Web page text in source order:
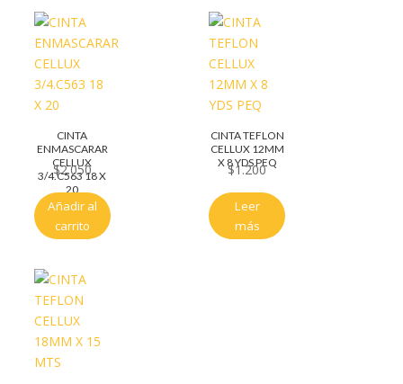
CINTA
ENMASCARAR
CELLUX
3/4.C563 18 X
20
$2.050
Añadir al
carrito
CINTA TEFLON
CELLUX 12MM
X 8 YDS PEQ
$1.200
Leer
más